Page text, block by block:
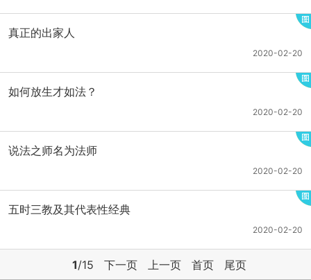
真正的出家人
2020-02-20
如何放生才如法？
2020-02-20
说法之师名为法师
2020-02-20
五时三教及其代表性经典
2020-02-20
1/15 下一页 上一页 首页 尾页